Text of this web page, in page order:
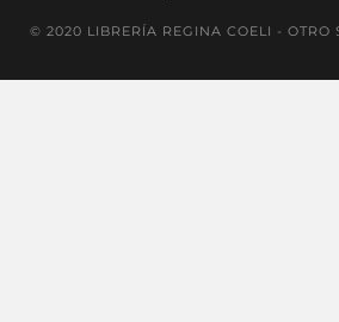
© 2020 LIBRERÍA REGINA COELI - OTRO